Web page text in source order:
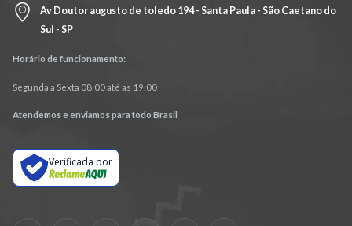
Av Doutor augusto de toledo 194 - Santa Paula - São Caetano do
Sul - SP
Horário de funcionamento:
Segunda a Sexta 08:00 até as 19:00
Atendemos e enviamos para todo Brasil
Verificada por